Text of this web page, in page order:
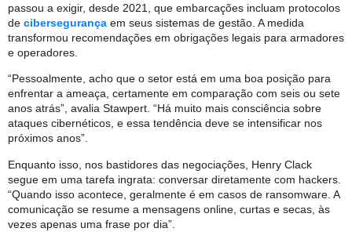
passou a exigir, desde 2021, que embarcações incluam protocolos
de cibersegurança em seus sistemas de gestão. A medida
transformou recomendações em obrigações legais para armadores
e operadores.
“Pessoalmente, acho que o setor está em uma boa posição para
enfrentar a ameaça, certamente em comparação com seis ou sete
anos atrás”, avalia Stawpert. “Há muito mais consciência sobre
ataques cibernéticos, e essa tendência deve se intensificar nos
próximos anos”.
Enquanto isso, nos bastidores das negociações, Henry Clack
segue em uma tarefa ingrata: conversar diretamente com hackers.
“Quando isso acontece, geralmente é em casos de ransomware. A
comunicação se resume a mensagens online, curtas e secas, às
vezes apenas uma frase por dia”.